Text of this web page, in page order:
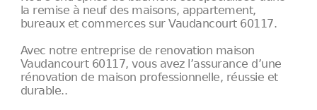
la remise à neuf des maisons, appartement,
bureaux et commerces sur Vaudancourt 60117.
Avec notre entreprise de renovation maison
Vaudancourt 60117, vous avez l’assurance d’une
rénovation de maison professionnelle, réussie et
durable..